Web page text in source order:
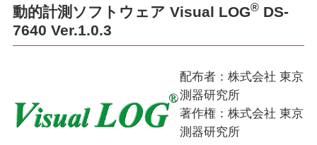
動的計測ソフトウェア Visual LOG®DS-
7640 Ver.1.0.3
配布者：株式会社 東京
測器研究所
著作権：株式会社 東京
測器研究所